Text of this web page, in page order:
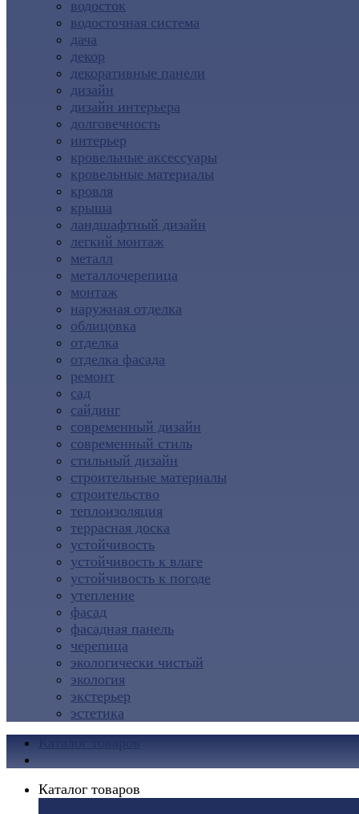
водосток
водосточная система
дача
декор
декоративные панели
дизайн
дизайн интерьера
долговечность
интерьер
кровельные аксессуары
кровельные материалы
кровля
крыша
ландшафтный дизайн
легкий монтаж
металл
металлочерепица
монтаж
наружная отделка
облицовка
отделка
отделка фасада
ремонт
сад
сайдинг
современный дизайн
современный стиль
стильный дизайн
строительные материалы
строительство
теплоизоляция
террасная доска
устойчивость
устойчивость к влаге
устойчивость к погоде
утепление
фасад
фасадная панель
черепица
экологически чистый
экология
экстерьер
эстетика
Каталог товаров